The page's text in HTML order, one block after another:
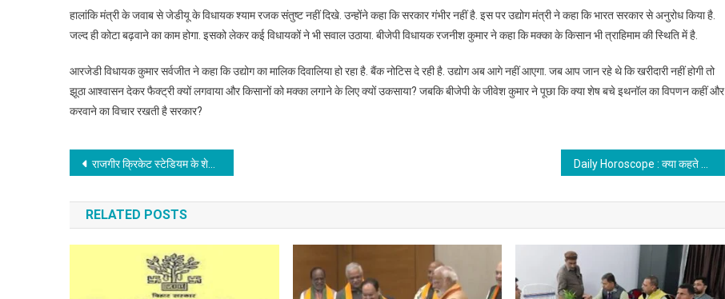
हालांकि मंत्री के जवाब से जेडीयू के विधायक श्याम रजक संतुष्ट नहीं दिखे. उन्होंने कहा कि सरकार गंभीर नहीं है. इस पर उद्योग मंत्री ने कहा कि भारत सरकार से अनुरोध किया है.
जल्द ही कोटा बढ़वाने का काम होगा. इसको लेकर कई विधायकों ने भी सवाल उठाया. बीजेपी विधायक रजनीश कुमार ने कहा कि मक्का के किसान भी त्राहिमाम की स्थिति में है.
आरजेडी विधायक कुमार सर्वजीत ने कहा कि उद्योग का मालिक दिवालिया हो रहा है. बैंक नोटिस दे रही है. उद्योग अब आगे नहीं आएगा. जब आप जान रहे थे कि खरीदारी नहीं होगी तो
झूठा आश्वासन देकर फैक्ट्री क्यों लगवाया और किसानों को मक्का लगाने के लिए क्यों उकसाया? जबकि बीजेपी के जीवेश कुमार ने पूछा कि क्या शेष बचे इथनॉल का विपणन कहीं और
करवाने का विचार रखती है सरकार?
Post
navigation
राजगीर क्रिकेट स्टेडियम के शेष कार्यों में तेजी लाने हेतु समीक्षा बैठक, खिलाडियों के प्रैक्टिस के लिए 05 पिचें इसी माह में हो जाएंगी तैयार
RELATED POSTS